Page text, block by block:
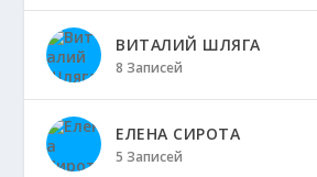
ВИТАЛИЙ ШЛЯГА
8 Записей
ЕЛЕНА СИРОТА
5 Записей